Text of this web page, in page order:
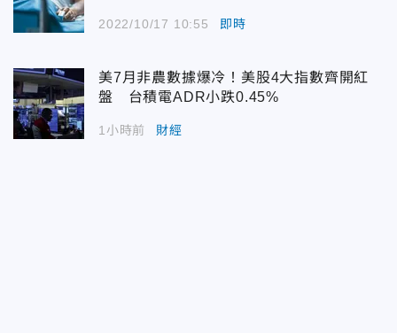
2022/10/17 10:55 即時
美7月非農數據爆冷！美股4大指數齊開紅
盤 台積電ADR小跌0.45%
1小時前 財經